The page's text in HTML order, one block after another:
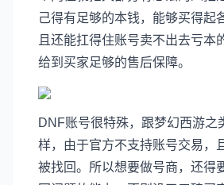
己得有足够的本钱，能够买得起
且还能扛得住账号卖不出去亏本
给到买家足够的售后保障。
DNF账号很特殊，跟梦幻西游之
样，由于官方不支持账号交易，
被找回。所以想要做号商，还得